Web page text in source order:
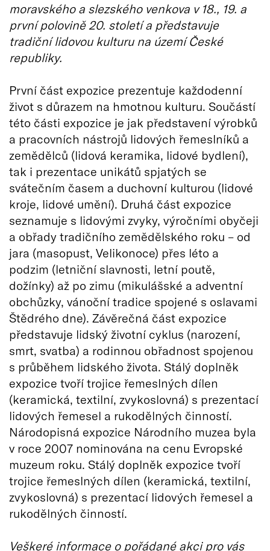
moravského a slezského venkova v 18., 19. a
první polovině 20. století a představuje
tradiční lidovou kulturu na území České
republiky.
První část expozice prezentuje každodenní
život s důrazem na hmotnou kulturu. Součástí
této části expozice je jak představení výrobků
a pracovních nástrojů lidových řemeslníků a
zemědělců (lidová keramika, lidové bydlení),
tak i prezentace unikátů spjatých se
svátečním časem a duchovní kulturou (lidové
kroje, lidové umění). Druhá část expozice
seznamuje s lidovými zvyky, výročními obyčeji
a obřady tradičního zemědělského roku – od
jara (masopust, Velikonoce) přes léto a
podzim (letniční slavnosti, letní poutě,
dožínky) až po zimu (mikulášské a adventní
obchůzky, vánoční tradice spojené s oslavami
Štědrého dne). Závěrečná část expozice
představuje lidský životní cyklus (narození,
smrt, svatba) a rodinnou obřadnost spojenou
s průběhem lidského života. Stálý doplněk
expozice tvoří trojice řemeslných dílen
(keramická, textilní, zvykoslovná) s prezentací
lidových řemesel a rukodělných činností.
Národopisná expozice Národního muzea byla
v roce 2007 nominována na cenu Evropské
muzeum roku. Stálý doplněk expozice tvoří
trojice řemeslných dílen (keramická, textilní,
zvykoslovná) s prezentací lidových řemesel a
rukodělných činností.
Veškeré informace o pořádané akci pro vás